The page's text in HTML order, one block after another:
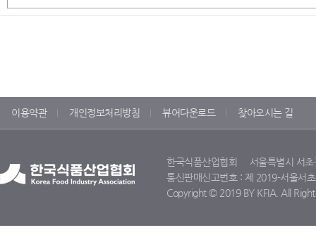
이용약관 개인정보처리방침 뷰어다운로드 찾아오시는 길
한국식품산업협회 서울특별시 서
통신판매신고번호 : 제 2019-서울
Copyright © 2019 BY KFIA. All